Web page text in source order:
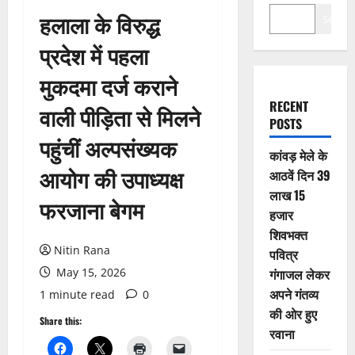
हलाला के विरुद्ध
प्रदेश में पहला
मुकदमा दर्ज कराने
वाली पीड़िता से मिलने
पहुंचीं अल्पसंख्यक
आयोग की उपाध्यक्ष
फरजाना बेगम
Nitin Rana
May 15, 2026
1 minute read
0
Share this:
RECENT
POSTS
कांवड़ मेले के
आठवें दिन 39
लाख 15
हजार
शिवभक्त
पवित्र
गंगाजल लेकर
अपने गंतव्य
की ओर हुए
रवाना